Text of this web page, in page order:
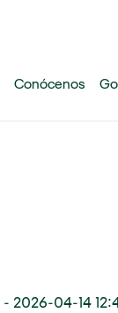
Conócenos
- 2026-04-14